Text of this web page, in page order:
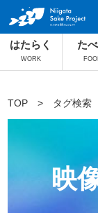
はたらく
WORK
た
TOP > タグ検索
映